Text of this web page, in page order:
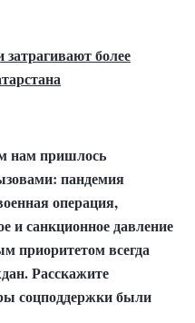
более
нам пришлось
пандемия
операция,
и санкционное давление
приоритетом всегда
Расскажите
соцподдержки были